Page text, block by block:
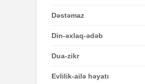
Dəstəmaz
Din-əxlaq-ədəb
Dua-zikr
Evlilik-ailə həyatı